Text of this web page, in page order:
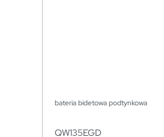
bateria bidetowa podtynkowa
QW135EGD